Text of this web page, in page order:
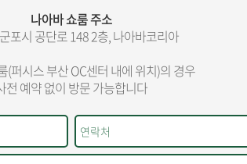
나아바 쇼룸 주소
포시 공단로 148 2층, 나아바코리아
(퍼시스 부산 OC센터 내에 위치)의 경우
전 예약 없이 방문 가능합니다